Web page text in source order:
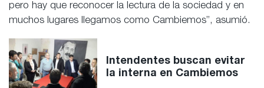
pero hay que reconocer la lectura de la sociedad y en
muchos lugares llegamos como Cambiemos”, asumió.
Intendentes buscan evitar
la interna en Cambiemos